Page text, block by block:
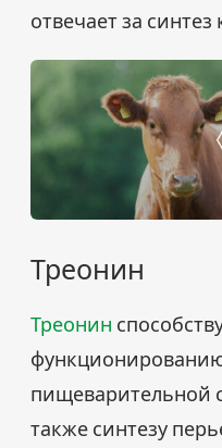
отвечает за синтез
Треонин
Треонин
пищеварительной
также синтезу